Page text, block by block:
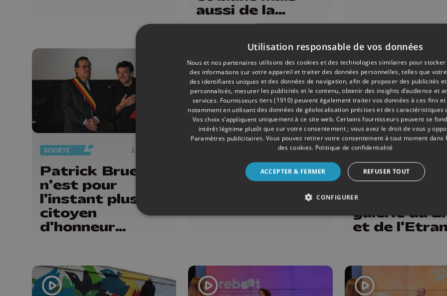
aussi de la
matière
SOCIÉTÉ 22/05/2026
Patrick Bruel
n'est pour
l'instant plus
citoyen
d'honneur
17/05/2026
Cointe : Festival
des arts du 22
CULTURE
Lucie Dehli et
Alain Renard
exposent à la
galerie du
et de
Utilisation responsable de vos données
Nous et nos partenaires utilisons des cookies et des technologies similaires pour
des informations sur votre appareil et traiter des données personnelles, telles que votre
des identifiants uniques et des données de navigation, afin de proposer des publicités
personnalisés, mesurer les publicités et le contenu, obtenir des insights d’audience et
services. Fournisseurs tiers (1910) peuvent également traiter vos données à ces fins et
notamment en utilisant des données de géolocalisation précises et des caractéristiques
Vos choix s’appliquent uniquement à ce site web. Certains fournisseurs peuvent se
intérêt légitime plutôt que sur votre consentement ; vous avez le droit de vous y
Paramètres publicitaires. Vous pouvez retirer votre consentement à tout moment dans
des cookies. Politique de confidentialité
ACCEPTER & FERMER REFUSER TOUT
CONFIGURER